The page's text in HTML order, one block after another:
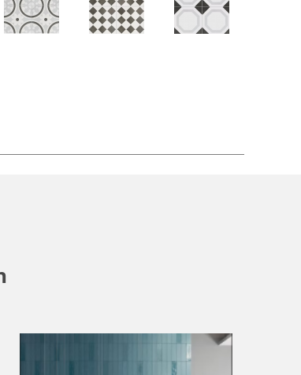
guideront au mieux en fonction de vos
votre projet d’aménagement ou de
à vivre, Salle de bain, Cuisine